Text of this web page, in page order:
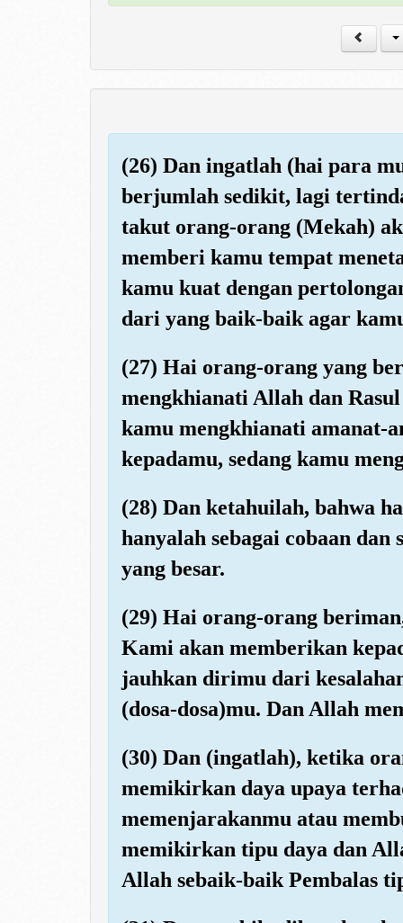
(26) Dan ingatlah (hai para
berjumlah sedikit, lagi
takut orang-orang (Mekah)
memberi kamu tempat
kamu kuat dengan
dari yang baik-baik agar
(27) Hai orang-orang yang
mengkhianati Allah dan
kamu mengkhianati amanat-
kepadamu, sedang kamu
(28) Dan ketahuilah, bahwa
hanyalah sebagai cobaan
yang besar.
(29) Hai orang-orang
Kami akan memberikan
jauhkan dirimu dari
(dosa-dosa)mu. Dan Allah
(30) Dan (ingatlah), ketika
memikirkan daya upaya
memenjarakanmu atau
memikirkan tipu daya dan
Allah sebaik-baik Pembalas